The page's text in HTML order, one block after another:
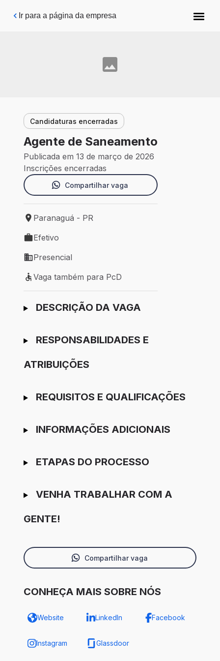
Pular para o conteúdo principal
Ir para a página da empresa
Candidaturas encerradas
Agente de Saneamento
Publicada em 13 de março de 2026
Inscrições encerradas
Compartilhar vaga
Local de trabalho: Paranaguá - PR
Paranaguá - PR
Tipo de vaga: Efetivo
Efetivo
Modelo de trabalho: Presencial
Presencial
Vaga também para PcD
Vaga também para PcD
Ir para candidatura
DESCRIÇÃO DA VAGA
RESPONSABILIDADES E
ATRIBUIÇÕES
REQUISITOS E QUALIFICAÇÕES
INFORMAÇÕES ADICIONAIS
ETAPAS DO PROCESSO
VENHA TRABALHAR COM A
GENTE!
Compartilhar vaga
CONHEÇA MAIS SOBRE NÓS
Website LinkedIn Facebook
Instagram Glassdoor